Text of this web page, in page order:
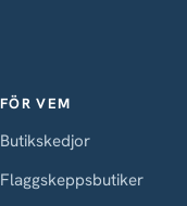
FÖR VEM
Butikskedjor
Flaggskeppsbutiker